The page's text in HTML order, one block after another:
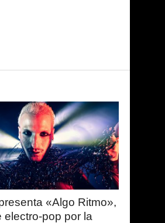
LEER
MAS
«Algo Ritmo»,
electro-pop por la